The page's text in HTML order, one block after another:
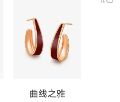
曲线之雅